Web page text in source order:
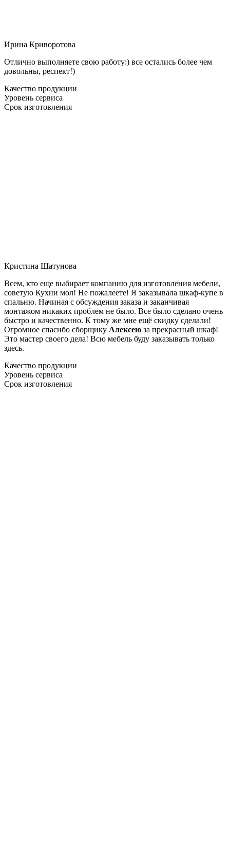
Ирина Криворотова
Отлично выполняете свою работу:) все остались более чем
довольны, респект!)
Качество продукции
Уровень сервиса
Срок изготовления
Кристина Шатунова
Всем, кто еще выбирает компанию для изготовления мебели,
советую Кухни мол! Не пожалеете! Я заказывала шкаф-купе в
спальню. Начиная с обсуждения заказа и заканчивая
монтажом никаких проблем не было. Все было сделано очень
быстро и качественно. К тому же мне ещё скидку сделали!
Огромное спасибо сборщику Алексею за прекрасный шкаф!
Это мастер своего дела! Всю мебель буду заказывать только
здесь.
Качество продукции
Уровень сервиса
Срок изготовления